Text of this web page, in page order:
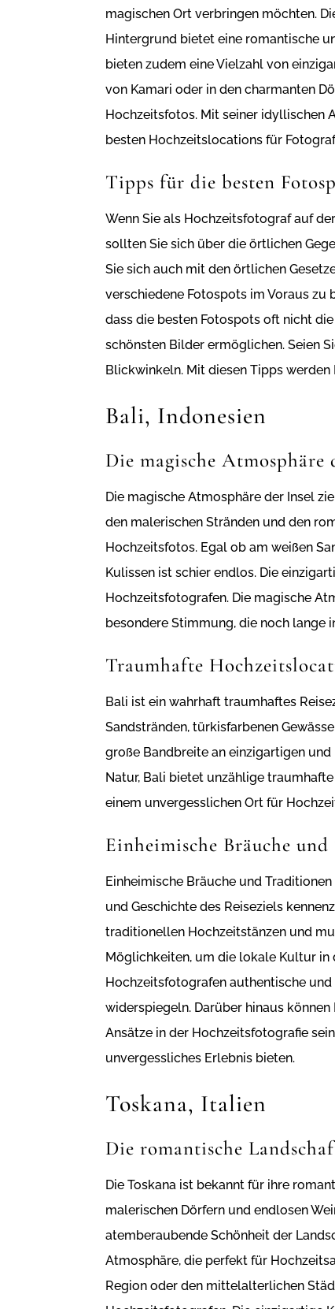
magischen Ort verbringen möchten.
Hintergrund bietet eine romantische
bieten zudem eine Vielzahl von
von Kamari oder in den charmanten
Hochzeitsfotos. Mit seiner idyllischen
besten Hochzeitslocations für
Tipps für die besten
Wenn Sie als Hochzeitsfotograf auf
sollten Sie sich über die örtlichen
Sie sich auch mit den örtlichen
verschiedene Fotospots im Voraus zu
dass die besten Fotospots oft nicht
schönsten Bilder ermöglichen. Seien
Blickwinkeln. Mit diesen Tipps
Bali, Indonesien
Die magische Atmosphäre
Die magische Atmosphäre der Insel
den malerischen Stränden und den
Hochzeitsfotos. Egal ob am weißen
Kulissen ist schier endlos. Die
Hochzeitsfotografen. Die magische
besondere Stimmung, die noch lange
Traumhafte
Bali ist ein wahrhaft traumhaftes
Sandstränden, türkisfarbenen
große Bandbreite an einzigartigen
Natur, Bali bietet unzählige
einem unvergesslichen Ort für
Einheimische Bräuche
Einheimische Bräuche und
und Geschichte des Reiseziels
traditionellen Hochzeitstänzen und
Möglichkeiten, um die lokale Kultur in
Hochzeitsfotografen authentische
widerspiegeln. Darüber hinaus
Ansätze in der Hochzeitsfotografie
unvergessliches Erlebnis bieten.
Toskana, Italien
Die romantische
Die Toskana ist bekannt für ihre
malerischen Dörfern und endlosen
atemberaubende Schönheit der
Atmosphäre, die perfekt für
Region oder den mittelalterlichen